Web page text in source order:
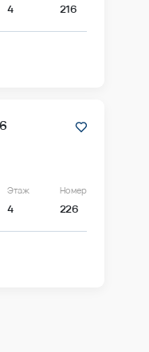
4 216
Этаж
4
Номер
226